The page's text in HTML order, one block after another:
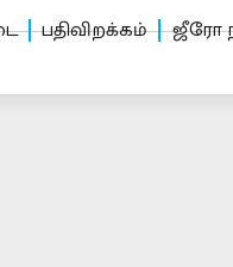
பதிவிறக்கம்
ஜீரோ